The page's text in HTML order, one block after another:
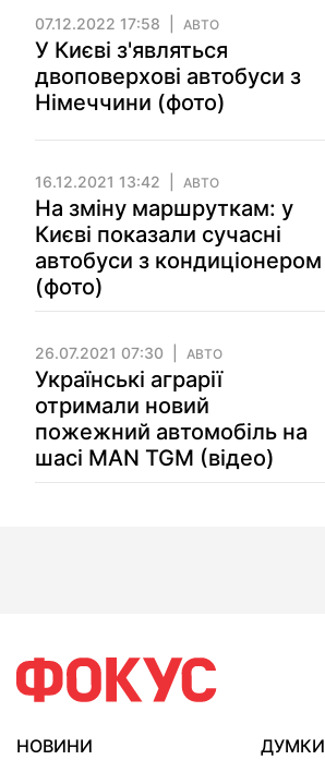
07.12.2022 17:58 АВТО
У Києві з'являться
двоповерхові автобуси з
Німеччини (фото)
16.12.2021 13:42 АВТО
На зміну маршруткам: у
Києві показали сучасні
автобуси з кондиціонером
(фото)
26.07.2021 07:30 АВТО
Українські аграрії
отримали новий
пожежний автомобіль на
шасі MAN TGM (відео)
НОВИНИ
ДУМКИ